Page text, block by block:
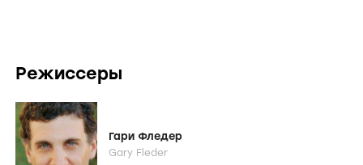
Режиссеры
Гари Фледер
Gary Fleder